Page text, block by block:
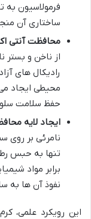
فرمولاسیون
ساختاری آن
محافظت آنتی
از ناخن و بستر
رادیکال های
محیطی ایجاد
حفظ سلامت
ایجاد لایه
نامرئی بر روی
تنها به حبس
برابر مواد
نفوذ آن ها به
این رویکرد علمی،